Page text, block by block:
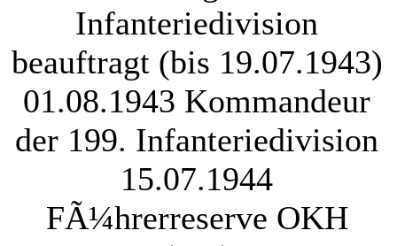
Infanteriedivision
beauftragt (bis 19.07.1943)
01.08.1943 Kommandeur
der 199. Infanteriedivision
15.07.1944
FÃ¼hrerreserve OKH